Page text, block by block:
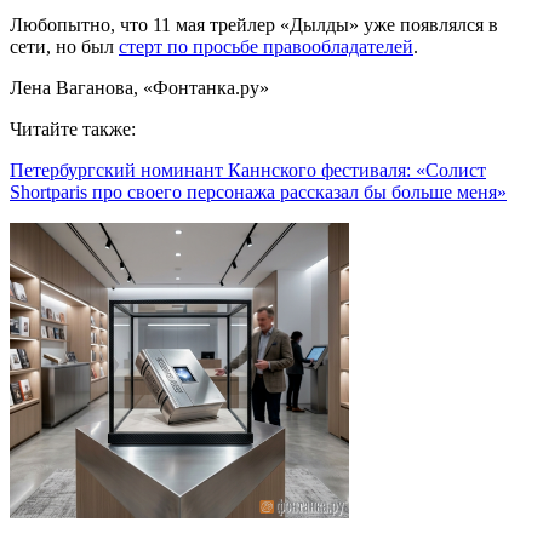
Любопытно, что 11 мая трейлер «Дылды» уже появлялся в
сети, но был стерт по просьбе правообладателей.
Лена Ваганова, «Фонтанка.ру»
Читайте также:
Петербургский номинант Каннского фестиваля: «Солист
Shortparis про своего персонажа рассказал бы больше меня»